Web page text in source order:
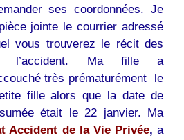
ses coordonnées. Je
jointe le courrier adressé
vous trouverez le récit des
l’accident. Ma fille a
très prématurément le
fille alors que la date de
était le 22 janvier. Ma
Accident de la Vie Privée, a